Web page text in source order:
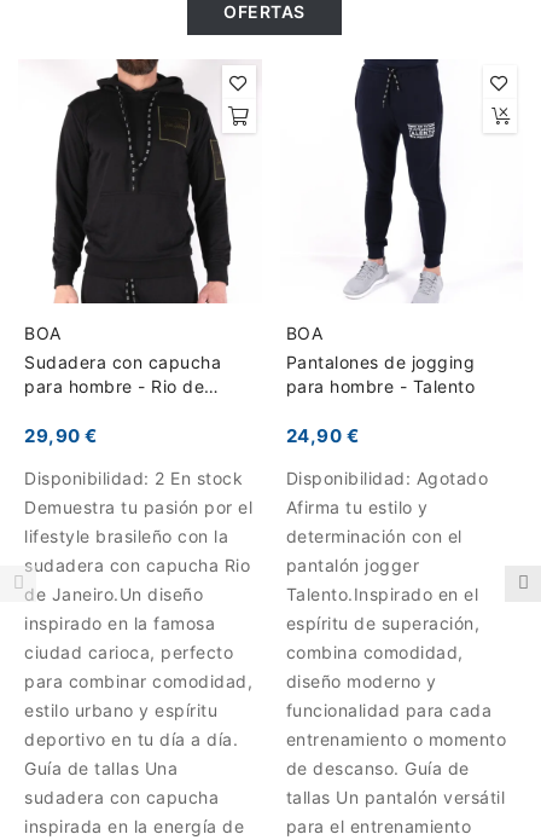
OFERTAS
BOA
Sudadera con capucha
para hombre - Rio de
29,90 €
Disponibilidad: 2 En stock
Demuestra tu pasión por el
lifestyle brasileño con la
sudadera con capucha Rio
de Janeiro.Un diseño
inspirado en la famosa
ciudad carioca, perfecto
para combinar comodidad,
estilo urbano y espíritu
deportivo en tu día a día.
Guía de tallas Una
sudadera con capucha
inspirada en la energía de
BOA
Pantalones de jogging
para hombre - Talento
24,90 €
Disponibilidad: Agotado
Afirma tu estilo y
determinación con el
pantalón jogger
Talento.Inspirado en el
espíritu de superación,
combina comodidad,
diseño moderno y
funcionalidad para cada
entrenamiento o momento
de descanso. Guía de
tallas Un pantalón versátil
para el entrenamiento